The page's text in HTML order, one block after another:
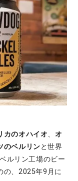
カのオハイオ、オ
のベルリンと世界
ルリン工場のビー
の、2025年9月に